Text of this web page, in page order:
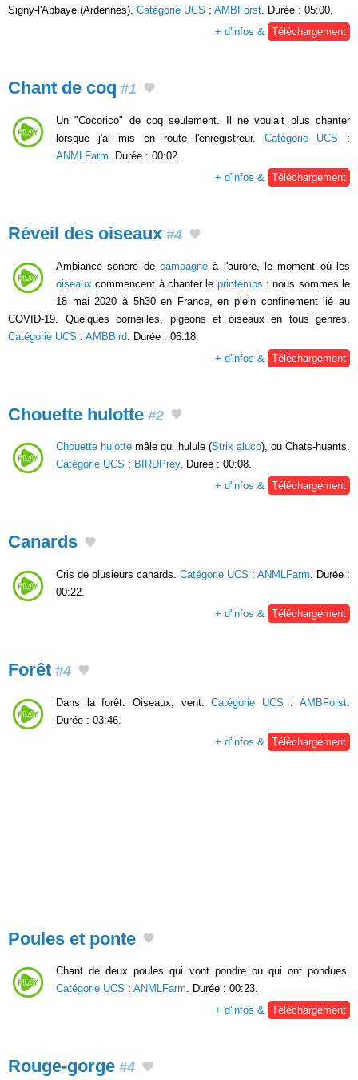
Signy-l'Abbaye (Ardennes). Catégorie UCS : AMBForst. Durée : 05:00.
+ d'infos & Téléchargement
Chant de coq #1
Un "Cocorico" de coq seulement. Il ne voulait plus chanter
lorsque j'ai mis en route l'enregistreur. Catégorie UCS :
ANMLFarm . Durée : 00:02.
+ d'infos &
Téléchargement
Réveil des oiseaux #4
Ambiance sonore de campagne à l'aurore, le moment où les
oiseaux commencent à chanter le printemps : nous sommes le
18 mai 2020 à 5h30 en France, en plein confinement lié au
COVID-19. Quelques corneilles, pigeons et oiseaux en tous genres.
Catégorie UCS : AMBBird . Durée : 06:18.
+ d'infos &
Téléchargement
Chouette hulotte #2
Chouette hulotte mâle qui hulule (Strix aluco), ou Chats-huants.
Catégorie UCS : BIRDPrey. Durée : 00:08.
+ d'infos & Téléchargement
Canards
Cris de plusieurs canards. Catégorie UCS : ANMLFarm . Durée :
00:22.
+ d'infos &
Téléchargement
Forêt #4
Dans la forêt. Oiseaux, vent.Catégorie UCS : AMBForst
Durée : 03:46.
+ d'infos &
Téléchargement
Poules et ponte
Chant de deux poules qui vont pondre ou qui ont pondues.
Catégorie UCS : ANMLFarm. Durée : 00:23.
+ d'infos & Téléchargement
Rouge-gorge #4